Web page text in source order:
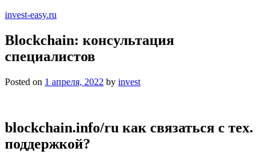
invest-easy.ru
Blockchain: консультация
специалистов
Posted on 1 апреля, 2022 by invest
blockchain.info/ru как связаться с тех.
поддержкой?